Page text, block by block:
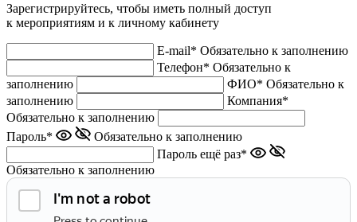
Зарегистрируйтесь, чтобы иметь полный доступ
к мероприятиям и к личному кабинету
E-mail* Обязательно к заполнению
Телефон* Обязательно к
заполнению
ФИО* Обязательно к
заполнению
Компания*
Обязательно к заполнению
Пароль*
Обязательно к заполнению
Пароль ещё раз*
Обязательно к заполнению